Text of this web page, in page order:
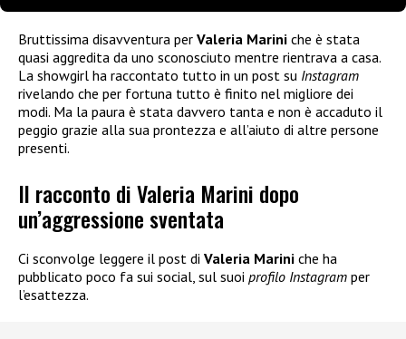
Bruttissima disavventura per Valeria Marini che è stata
quasi aggredita da uno sconosciuto mentre rientrava a casa.
La showgirl ha raccontato tutto in un post su Instagram
rivelando che per fortuna tutto è finito nel migliore dei
modi. Ma la paura è stata davvero tanta e non è accaduto il
peggio grazie alla sua prontezza e all’aiuto di altre persone
presenti.
Il racconto di Valeria Marini dopo
un’aggressione sventata
Ci sconvolge leggere il post di Valeria Marini che ha
pubblicato poco fa sui social, sul suoi profilo Instagram per
l’esattezza.